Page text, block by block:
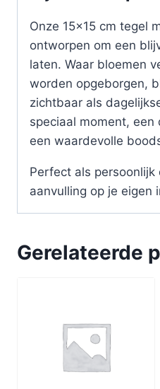
Onze 15×15 cm tegel
ontworpen om een
laten. Waar bloemen
worden opgeborgen,
zichtbaar als
speciaal moment,
een waardevolle
Perfect als
aanvulling op je eigen
Gerelateerde